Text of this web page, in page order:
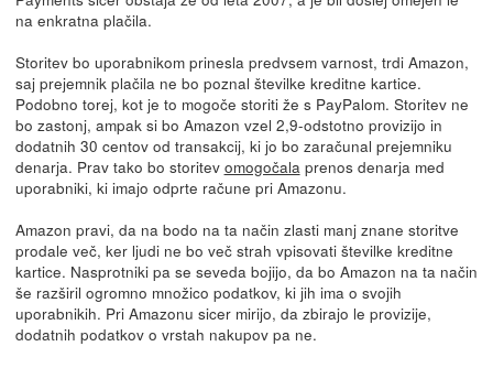
na enkratna plačila.
Storitev bo uporabnikom prinesla predvsem varnost, trdi Amazon,
saj prejemnik plačila ne bo poznal številke kreditne kartice.
Podobno torej, kot je to mogoče storiti že s PayPalom. Storitev ne
bo zastonj, ampak si bo Amazon vzel 2,9-odstotno provizijo in
dodatnih 30 centov od transakcij, ki jo bo zaračunal prejemniku
denarja. Prav tako bo storitev omogočala prenos denarja med
uporabniki, ki imajo odprte račune pri Amazonu.
Amazon pravi, da na bodo na ta način zlasti manj znane storitve
prodale več, ker ljudi ne bo več strah vpisovati številke kreditne
kartice. Nasprotniki pa se seveda bojijo, da bo Amazon na ta način
še razširil ogromno množico podatkov, ki jih ima o svojih
uporabnikih. Pri Amazonu sicer mirijo, da zbirajo le provizije,
dodatnih podatkov o vrstah nakupov pa ne.